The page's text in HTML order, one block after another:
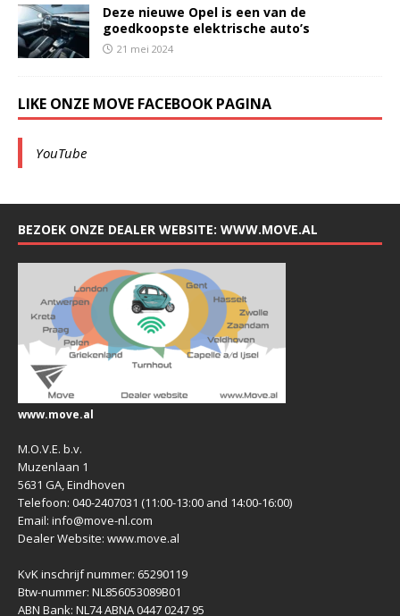
Deze nieuwe Opel is een van de
goedkoopste elektrische auto’s
21 mei 2024
LIKE ONZE MOVE FACEBOOK PAGINA
YouTube
BEZOEK ONZE DEALER WEBSITE: WWW.MOVE.AL
www.move.al
M.O.V.E. b.v.
Muzenlaan 1
5631 GA, Eindhoven
Telefoon: 040-2407031 (11:00-13:00 and 14:00-16:00)
Email: info@move-nl.com
Dealer Website: www.move.al
KvK inschrijf nummer: 65290119
Btw-nummer: NL856053089B01
ABN Bank: NL74 ABNA 0447 0247 95